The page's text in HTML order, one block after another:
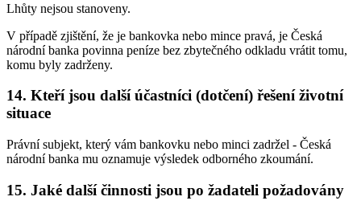
Lhůty nejsou stanoveny.
V případě zjištění, že je bankovka nebo mince pravá, je Česká
národní banka povinna peníze bez zbytečného odkladu vrátit tomu,
komu byly zadrženy.
14. Kteří jsou další účastníci (dotčení) řešení životní
situace
Právní subjekt, který vám bankovku nebo minci zadržel - Česká
národní banka mu oznamuje výsledek odborného zkoumání.
15. Jaké další činnosti jsou po žadateli požadovány